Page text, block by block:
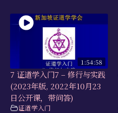
1:54:58
7 证道学入门7 – 修行与实践
(2023年版, 2022年10月23
日公开课，带问答)
证道学入门